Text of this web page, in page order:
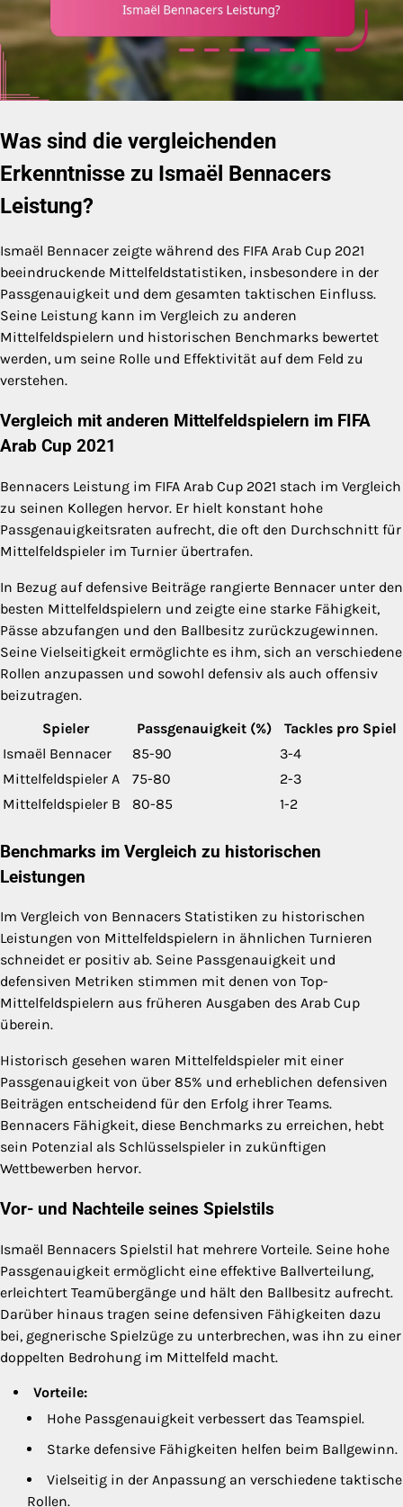
Was sind die vergleichenden
Erkenntnisse zu Ismaël Bennacers
Leistung?
Ismaël Bennacer zeigte während des FIFA Arab Cup 2021
beeindruckende Mittelfeldstatistiken, insbesondere in der
Passgenauigkeit und dem gesamten taktischen Einfluss.
Seine Leistung kann im Vergleich zu anderen
Mittelfeldspielern und historischen Benchmarks bewertet
werden, um seine Rolle und Effektivität auf dem Feld zu
verstehen.
Vergleich mit anderen Mittelfeldspielern im FIFA
Arab Cup 2021
Bennacers Leistung im FIFA Arab Cup 2021 stach im Vergleich
zu seinen Kollegen hervor. Er hielt konstant hohe
Passgenauigkeitsraten aufrecht, die oft den Durchschnitt für
Mittelfeldspieler im Turnier übertrafen.
In Bezug auf defensive Beiträge rangierte Bennacer unter den
besten Mittelfeldspielern und zeigte eine starke Fähigkeit,
Pässe abzufangen und den Ballbesitz zurückzugewinnen.
Seine Vielseitigkeit ermöglichte es ihm, sich an verschiedene
Rollen anzupassen und sowohl defensiv als auch offensiv
beizutragen.
Spieler
Passgenauigkeit (%)
Tackles pro Spiel
Ismaël Bennacer
85-90
3-4
Mittelfeldspieler A
75-80
2-3
Mittelfeldspieler B
80-85 1-2
Benchmarks im Vergleich zu historischen
Leistungen
Im Vergleich von Bennacers Statistiken zu historischen
Leistungen von Mittelfeldspielern in ähnlichen Turnieren
schneidet er positiv ab. Seine Passgenauigkeit und
defensiven Metriken stimmen mit denen von Top-
Mittelfeldspielern aus früheren Ausgaben des Arab Cup
überein.
Historisch gesehen waren Mittelfeldspieler mit einer
Passgenauigkeit von über 85% und erheblichen defensiven
Beiträgen entscheidend für den Erfolg ihrer Teams.
Bennacers Fähigkeit, diese Benchmarks zu erreichen, hebt
sein Potenzial als Schlüsselspieler in zukünftigen
Wettbewerben hervor.
Vor- und Nachteile seines Spielstils
Ismaël Bennacers Spielstil hat mehrere Vorteile. Seine hohe
Passgenauigkeit ermöglicht eine effektive Ballverteilung,
erleichtert Teamübergänge und hält den Ballbesitz aufrecht.
Darüber hinaus tragen seine defensiven Fähigkeiten dazu
bei, gegnerische Spielzüge zu unterbrechen, was ihn zu einer
doppelten Bedrohung im Mittelfeld macht.
Vorteile:
Hohe Passgenauigkeit verbessert das Teamspiel.
Starke defensive Fähigkeiten helfen beim Ballgewinn.
Vielseitig in der Anpassung an verschiedene taktische
Rollen.